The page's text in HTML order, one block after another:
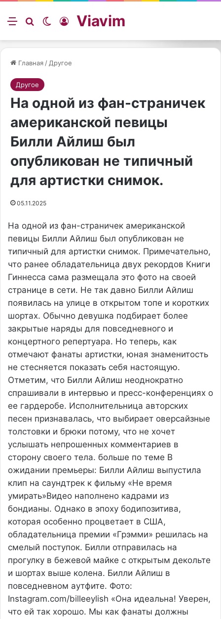
Меню ИскатьSwitch skin
Войти
Viavim
Главная / Другое
Другое
На одной из фан-страничек
американской певицы
Билли Айлиш был
опубликован не типичный
для артистки снимок.
05.11.2025
На одной из фан-страничек американской
певицы Билли Айлиш был опубликован не
типичный для артистки снимок. Примечательно,
что ранее обладательница двух рекордов Книги
Гиннесса сама размещала это фото на своей
странице в сети. Не так давно Билли Айлиш
появилась на улице в открытом топе и коротких
шортах. Обычно девушка подбирает более
закрытые наряды для повседневного и
концертного репертуара. Но теперь, как
отмечают фанаты артистки, юная знаменитость
не стесняется показать себя настоящую.
Отметим, что Билли Айлиш неоднократно
спрашивали в интервью и пресс-конференциях о
ее гардеробе. Исполнительница авторских
песен признавалась, что выбирает оверсайзные
толстовки и брюки потому, что не хочет
услышать непрошенных комментариев в
сторону своего тела. больше по теме В
ожидании премьеры: Билли Айлиш выпустила
клип на саундтрек к фильму «Не время
умирать»Видео наполнено кадрами из
бондианы. Однако в эпоху бодипозитива,
которая особенно процветает в США,
обладательница премии «Грэмми» решилась на
смелый поступок. Билли отправилась на
прогулку в бежевой майке с открытым декольте
и шортах выше колена. Билли Айлиш в
повседневном аутфите. Фото:
Instagram.com/billeeylish «Она идеальна! Уверен,
что ей так хорошо. Мы как фанаты должны